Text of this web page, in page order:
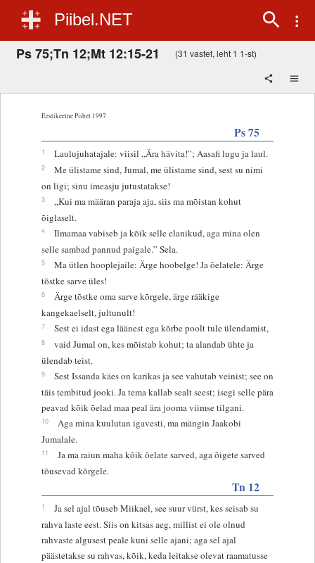
Piibel.NET
Ps 75;Tn 12;Mt 12:15-21 (31 vastet, leht 1 1-st)
Eestikeelne Piibel 1997
Ps 75
1 Laulujuhatajale: viisil „Ära hävita!”; Aasafi lugu ja laul.
2
Me ülistame sind, Jumal, me ülistame sind, sest su nimi
on ligi; sinu imeasju jutustatakse!
3
„Kui ma määran paraja aja, siis ma mõistan kohut
õiglaselt.
4
Ilmamaa vabiseb ja kõik selle elanikud, aga mina olen
selle sambad pannud paigale.” Sela.
5
Ma ütlen hooplejaile: Ärge hoobelge! Ja õelatele: Ärge
tõstke sarve üles!
6
Ärge tõstke oma sarve kõrgele, ärge rääkige
kangekaelselt, jultunult!
7 Sest ei idast ega läänest ega kõrbe poolt tule ülendamist,
8
vaid Jumal on, kes mõistab kohut; ta alandab ühte ja
ülendab teist.
9
Sest Issanda käes on karikas ja see vahutab veinist; see on
täis tembitud jooki. Ja tema kallab sealt seest; isegi selle pära
peavad kõik õelad maa peal ära jooma viimse tilgani.
10
Aga mina kuulutan igavesti, ma mängin Jaakobi
Jumalale.
11
Ja ma raiun maha kõik õelate sarved, aga õigete sarved
tõusevad kõrgele.
Tn 12
1
Ja sel ajal tõuseb Miikael, see suur vürst, kes seisab su
rahva laste eest. Siis on kitsas aeg, millist ei ole olnud
rahvaste algusest peale kuni selle ajani; aga sel ajal
päästetakse su rahvas, kõik, keda leitakse olevat raamatusse